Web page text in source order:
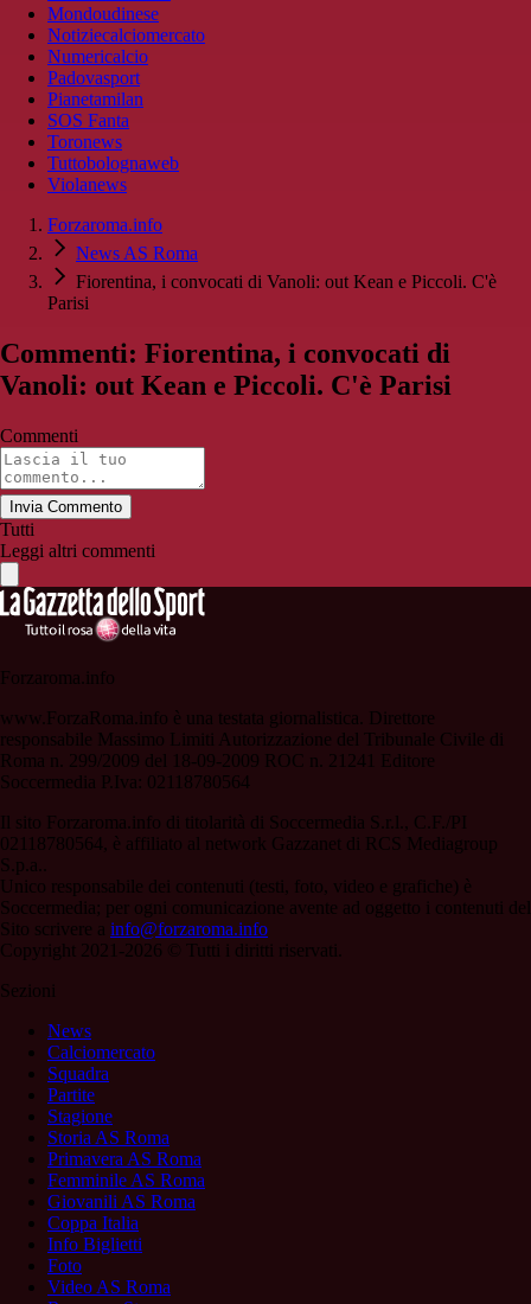
Mondoudinese
Notiziecalciomercato
Numericalcio
Padovasport
Pianetamilan
SOS Fanta
Toronews
Tuttobolognaweb
Violanews
Forzaroma.info
News AS Roma
Fiorentina, i convocati di Vanoli: out Kean e Piccoli. C'è
Parisi
Commenti: Fiorentina, i convocati di
Vanoli: out Kean e Piccoli. C'è Parisi
Commenti
Invia Commento
Tutti
Leggi altri commenti
Forzaroma.info
www.ForzaRoma.info è una testata giornalistica. Direttore
responsabile Massimo Limiti Autorizzazione del Tribunale Civile di
Roma n. 299/2009 del 18-09-2009 ROC n. 21241 Editore
Soccermedia P.Iva: 02118780564
Il sito Forzaroma.info di titolarità di Soccermedia S.r.l., C.F./PI
02118780564, è affiliato al network Gazzanet di RCS Mediagroup
S.p.a..
Unico responsabile dei contenuti (testi, foto, video e grafiche) è
Soccermedia; per ogni comunicazione avente ad oggetto i contenuti del
Sito scrivere a info@forzaroma.info
Copyright 2021-2026 © Tutti i diritti riservati.
Sezioni
News
Calciomercato
Squadra
Partite
Stagione
Storia AS Roma
Primavera AS Roma
Femminile AS Roma
Giovanili AS Roma
Coppa Italia
Info Biglietti
Foto
Video AS Roma